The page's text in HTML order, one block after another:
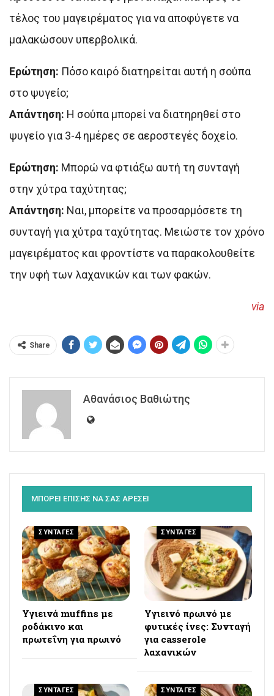
τέλος του μαγειρέματος για να αποφύγετε να
μαλακώσουν υπερβολικά.
Ερώτηση: Πόσο καιρό διατηρείται αυτή η σούπα
στο ψυγείο;
Απάντηση: Η σούπα μπορεί να διατηρηθεί στο
ψυγείο για 3-4 ημέρες σε αεροστεγές δοχείο.
Ερώτηση: Μπορώ να φτιάξω αυτή τη συνταγή
στην χύτρα ταχύτητας;
Απάντηση: Ναι, μπορείτε να προσαρμόσετε τη
συνταγή για χύτρα ταχύτητας. Μειώστε τον χρόνο
μαγειρέματος και φροντίστε να παρακολουθείτε
την υφή των λαχανικών και των φακών.
via
Share
Αθανάσιος Βαθιώτης
ΜΠΟΡΕΙ ΕΠΙΣΗΣ ΝΑ ΣΑΣ ΑΡΕΣΕΙ
ΣΥΝΤΑΓΕΣ
Υγιεινά muffins με
ροδάκινο και
πρωτεΐνη για πρωινό
ΣΥΝΤΑΓΕΣ
Υγιεινό πρωινό με
φυτικές ίνες: Συνταγή
για casserole
λαχανικών
ΣΥΝΤΑΓΕΣ ΣΥΝΤΑΓΕΣ